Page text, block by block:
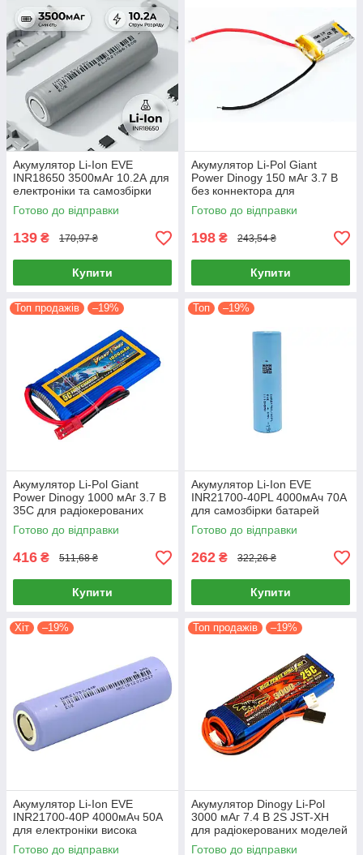
Акумулятор Li-Ion EVE
INR18650 3500мАг 10.2А для
електроніки та самозбірки
батарей
Готово до відправки
139 ₴ 170,97 ₴
Купити
Акумулятор Li-Pol Giant
Power Dinogy 150 мАг 3.7 В
без коннектора для
радіокерованих моделей
Готово до відправки
198 ₴ 243,54 ₴
Купити
Топ продажів –19%
Акумулятор Li-Pol Giant
Power Dinogy 1000 мАг 3.7 В
35C для радіокерованих
моделей
Готово до відправки
416 ₴ 511,68 ₴
Купити
Топ –19%
Акумулятор Li-Ion EVE
INR21700-40PL 4000мАч 70А
для самозбірки батарей
електроніки
Готово до відправки
262 ₴ 322,26 ₴
Купити
Хіт –19%
Акумулятор Li-Ion EVE
INR21700-40P 4000мАч 50А
для електроніки висока
ємність
Готово до відправки
Топ продажів –19%
Акумулятор Dinogy Li-Pol
3000 мАг 7.4 В 2S JST-XH
для радіокерованих моделей
Готово до відправки